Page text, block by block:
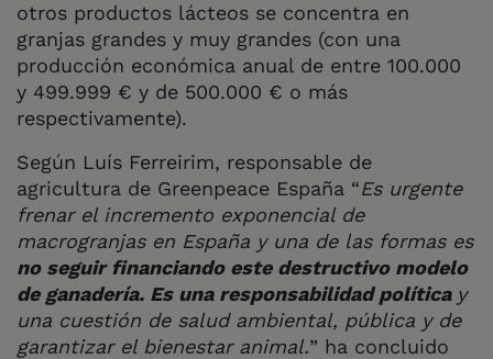
otros productos lácteos se concentra en
granjas grandes y muy grandes (con una
producción económica anual de entre 100.000
y 499.999 € y de 500.000 € o más
respectivamente).
Según Luís Ferreirim, responsable de
agricultura de Greenpeace España “Es urgente
frenar el incremento exponencial de
macrogranjas en España y una de las formas es
no seguir financiando este destructivo modelo
de ganadería. Es una responsabilidad política y
una cuestión de salud ambiental, pública y de
garantizar el bienestar animal.” ha concluido